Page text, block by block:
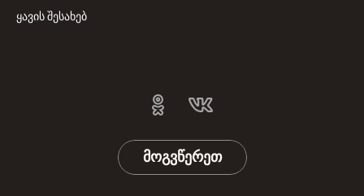
მოგვწერეთ
ყავის შესახებ